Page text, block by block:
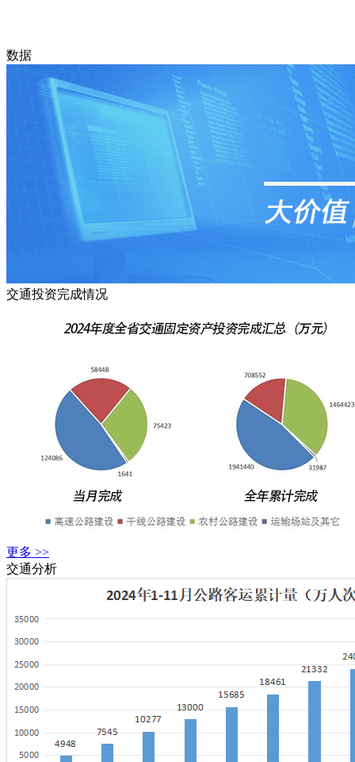
数据
交通投资完成情况
更多 >>
交通分析